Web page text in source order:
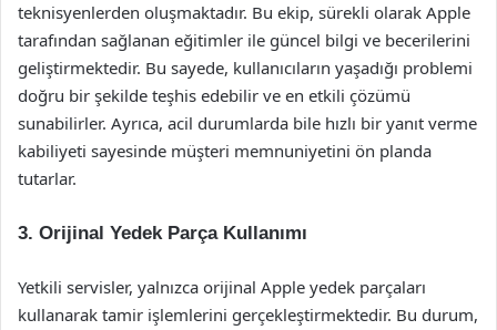
teknisyenlerden oluşmaktadır. Bu ekip, sürekli olarak Apple
tarafından sağlanan eğitimler ile güncel bilgi ve becerilerini
geliştirmektedir. Bu sayede, kullanıcıların yaşadığı problemi
doğru bir şekilde teşhis edebilir ve en etkili çözümü
sunabilirler. Ayrıca, acil durumlarda bile hızlı bir yanıt verme
kabiliyeti sayesinde müşteri memnuniyetini ön planda
tutarlar.
3. Orijinal Yedek Parça Kullanımı
Yetkili servisler, yalnızca orijinal Apple yedek parçaları
kullanarak tamir işlemlerini gerçekleştirmektedir. Bu durum,